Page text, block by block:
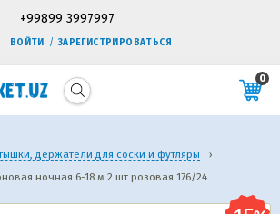
+99899 3997997
ВОЙТИ / ЗАРЕГИСТРИРОВАТЬСЯ
0
держатели для соски и футляры
›
ночная 6-18 м 2 шт розовая 176/24